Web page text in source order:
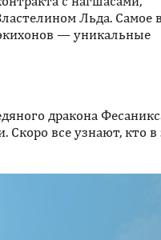
Льда. Самое
— уникальные
дракона
Скоро все узнают, кто в